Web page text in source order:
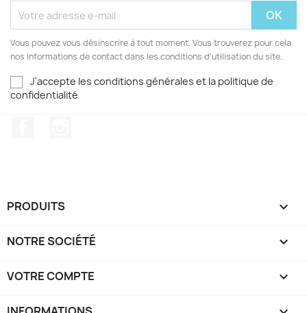
Vous pouvez vous désinscrire à tout moment. Vous trouverez pour cela
nos informations de contact dans les conditions d'utilisation du site.
J'accepte les conditions générales et la politique de
confidentialité
PRODUITS 
NOTRE SOCIÉTÉ 
VOTRE COMPTE 